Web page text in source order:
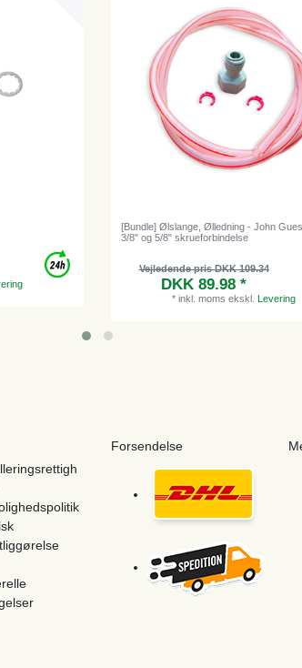
[Bundle] Ølslange, Ølledning - John
3/8" og 5/8" skrueforbindelse
Vejledende pris DKK 109.34
DKK 89.98 *
* inkl. moms ekskl. Levering
Forsendelse